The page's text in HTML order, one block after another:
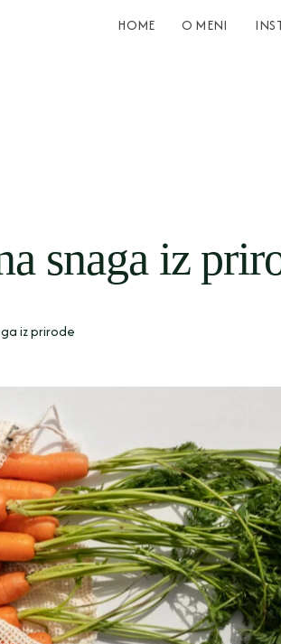
HOME O MENI
snaga iz
iz prirode